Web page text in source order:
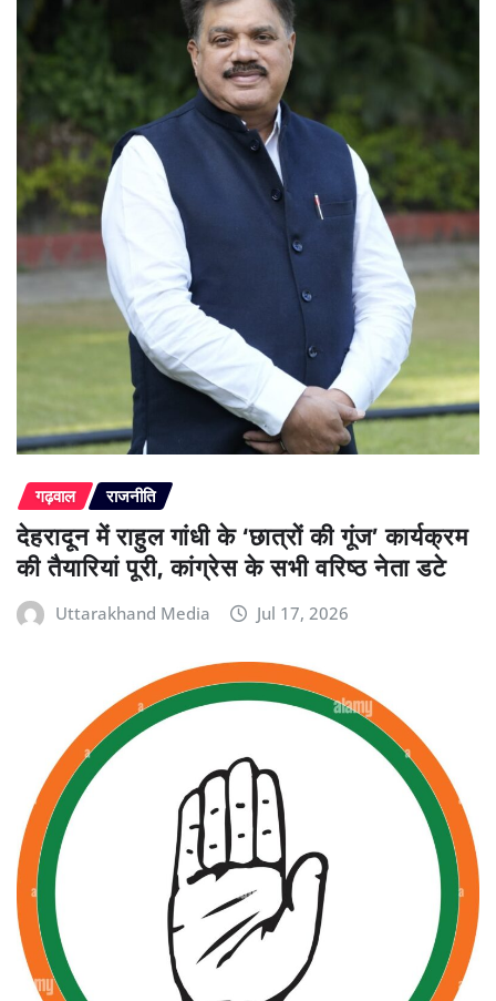
गढ़वाल राजनीति
देहरादून में राहुल गांधी के ‘छात्रों की गूंज’ कार्यक्रम
की तैयारियां पूरी, कांग्रेस के सभी वरिष्ठ नेता डटे
Uttarakhand Media Jul 17, 2026